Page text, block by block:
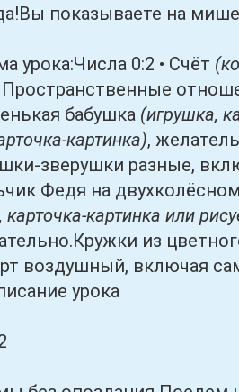
показываете на
0:2 • Счёт
Пространственные
бабушка (игрушка,
картинка),
зверушки разные,
Федя на
картинка или
из
воздушный, включая
урока